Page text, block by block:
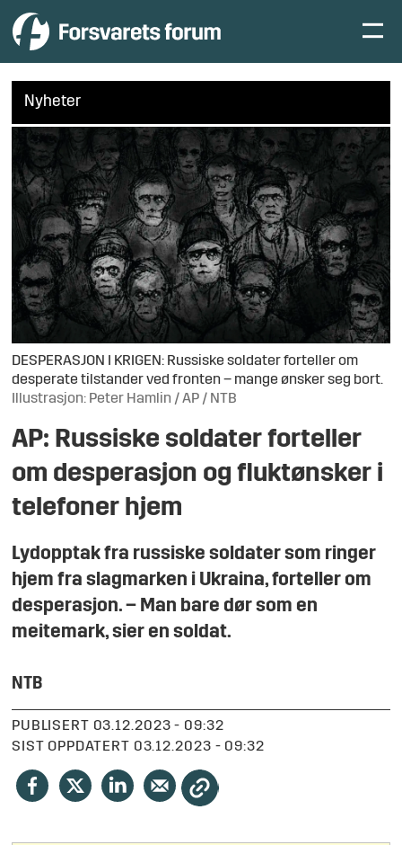
Nyheter
DESPERASJON I KRIGEN: Russiske soldater forteller om
desperate tilstander ved fronten – mange ønsker seg bort.
Illustrasjon: Peter Hamlin / AP / NTB
AP: Russiske soldater forteller
om desperasjon og fluktønsker i
telefoner hjem
Lydopptak fra russiske soldater som ringer
hjem fra slagmarken i Ukraina, forteller om
desperasjon. – Man bare dør som en
meitemark, sier en soldat.
NTB
PUBLISERT
03.12.2023 - 09:32
SIST OPPDATERT
03.12.2023 - 09:32